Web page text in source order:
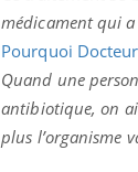
médicament qui
Pourquoi Docteur
Quand une
antibiotique, on
plus l’organisme